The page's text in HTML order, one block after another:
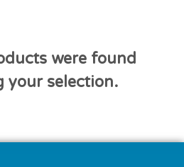
were found
your selection.